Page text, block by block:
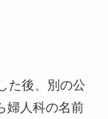
た後、別の公
婦人科の名前